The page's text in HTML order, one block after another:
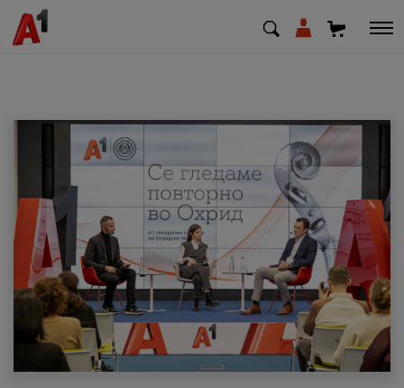
МК SQ
Приватни Деловни
Поддршка
Надополни кредит